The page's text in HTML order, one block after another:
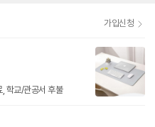
가입신청
학교/관공서 후불